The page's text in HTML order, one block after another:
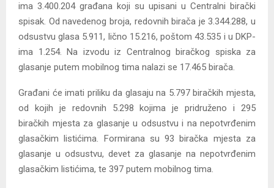
ima 3.400.204 građana koji su upisani u Centralni birački
spisak. Od navedenog broja, redovnih birača je 3.344.288, u
odsustvu glasa 5.911, lično 15.216, poštom 43.535 i u DKP-
ima 1.254. Na izvodu iz Centralnog biračkog spiska za
glasanje putem mobilnog tima nalazi se 17.465 birača.
Građani će imati priliku da glasaju na 5.797 biračkih mjesta,
od kojih je redovnih 5.298 kojima je pridruženo i 295
biračkih mjesta za glasanje u odsustvu i na nepotvrđenim
glasačkim listićima. Formirana su 93 biračka mjesta za
glasanje u odsustvu, devet za glasanje na nepotvrđenim
glasačkim listićima, te 397 putem mobilnog tima.